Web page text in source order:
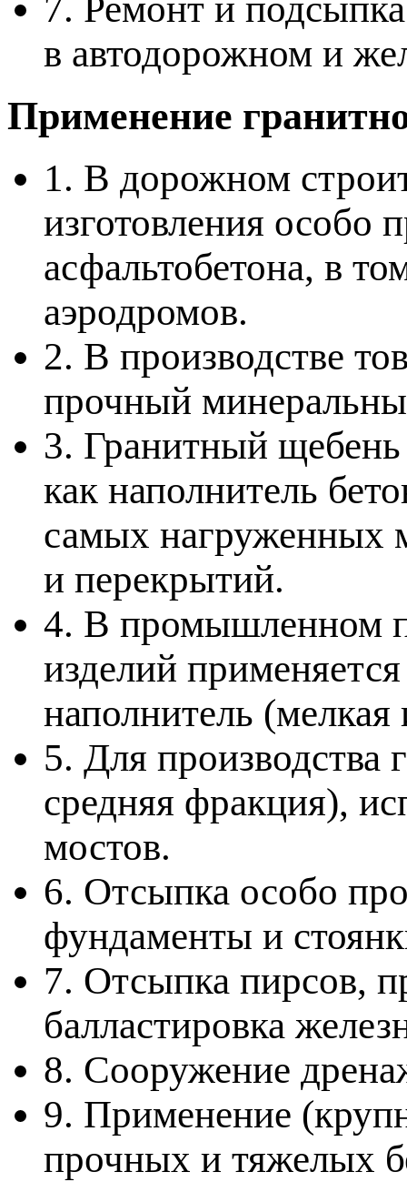
7. Ремонт и
в автодорожном и
Применение
1. В дорожном
изготовления особо
асфальтобетона, в
аэродромов.
2. В производстве
прочный
3. Гранитный
как наполнитель
самых нагруженных
и перекрытий.
4. В промышленном
изделий
наполнитель
5. Для производства
средняя фракция),
мостов.
6. Отсыпка особо
фундаменты и
7. Отсыпка пирсов,
балластировка
8. Сооружение
9. Применение
прочных и тяжелых